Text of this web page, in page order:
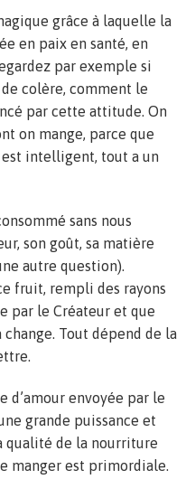
grâce à laquelle la
en paix en santé, en
par exemple si
colère, comment le
par cette attitude. On
on mange, parce que
intelligent, tout a un
sans nous
son goût, sa matière
autre question).
fruit, rempli des rayons
par le Créateur et que
Tout dépend de la
envoyée par le
grande puissance et
qualité de la nourriture
manger est primordiale.